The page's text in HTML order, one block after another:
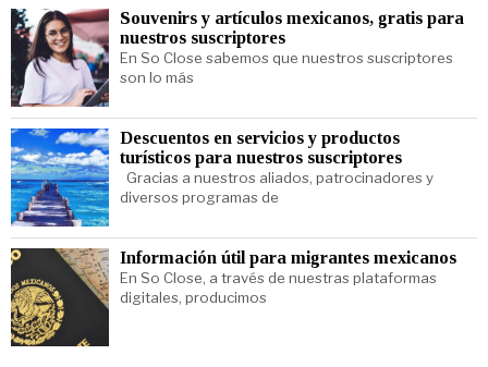
Souvenirs y artículos mexicanos, gratis para
nuestros suscriptores
En So Close sabemos que nuestros suscriptores
son lo más
Descuentos en servicios y productos
turísticos para nuestros suscriptores
Gracias a nuestros aliados, patrocinadores y
diversos programas de
Información útil para migrantes mexicanos
En So Close, a través de nuestras plataformas
digitales, producimos